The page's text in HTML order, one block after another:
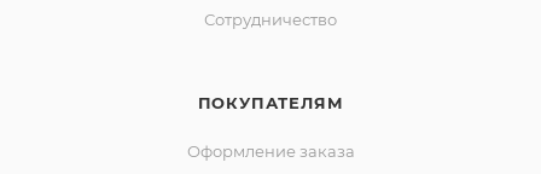
Сотрудничество
ПОКУПАТЕЛЯМ
Оформление заказа